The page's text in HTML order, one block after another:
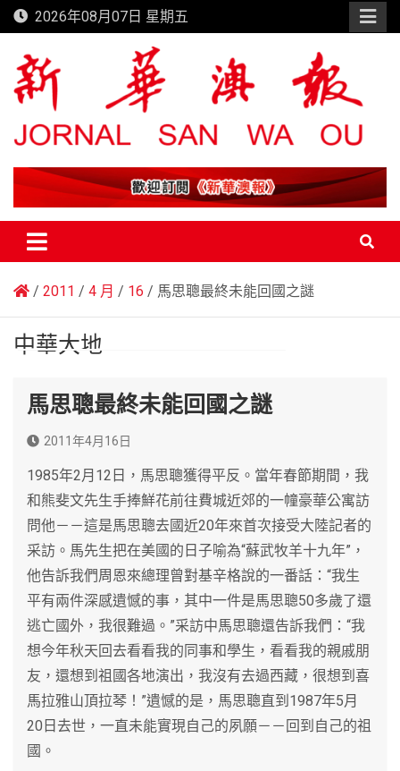
Skip
to
content
2026年08月07日 星期五
新華澳報
2011 4 月 16 馬思聰最終未能回國之謎
中華大地
馬思聰最終未能回國之謎
2011年4月16日
1985年2月12日，馬思聰獲得平反。當年春節期間，我
和熊斐文先生手捧鮮花前往費城近郊的一幢豪華公寓訪
問他－－這是馬思聰去國近20年來首次接受大陸記者的
采訪。馬先生把在美國的日子喻為“蘇武牧羊十九年”，
他告訴我們周恩來總理曾對基辛格說的一番話：“我生
平有兩件深感遺憾的事，其中一件是馬思聰50多歲了還
逃亡國外，我很難過。”采訪中馬思聰還告訴我們：“我
想今年秋天回去看看我的同事和學生，看看我的親戚朋
友，還想到祖國各地演出，我沒有去過西藏，很想到喜
馬拉雅山頂拉琴！”遺憾的是，馬思聰直到1987年5月
20日去世，一直未能實現自己的夙願－－回到自己的祖
國。